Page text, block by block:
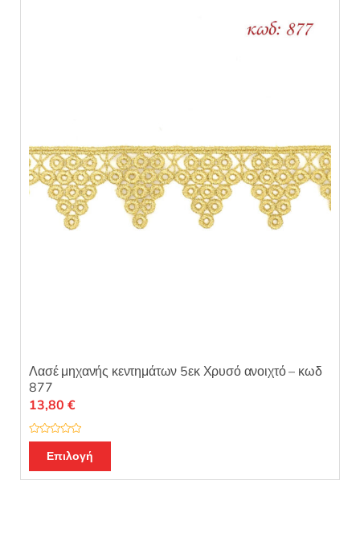
Λασέ μηχανής κεντημάτων 5εκ Χρυσό ανοιχτό – κωδ
877
Β
μ
ο
13,80 €
Επιλογή